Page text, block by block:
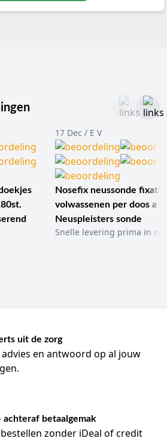
17 Dec / E V
Nosefix neussonde
volwassenen per doos a
Neuspleisters sonde
Snelle levering prima in
uit de zorg
en antwoord op al jouw
betaalgemak
zonder iDeal of credit